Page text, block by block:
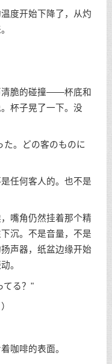
度开始下降了，从灼
脆的碰撞——杯底和
杯子晃了一下。没
。どの客のものに
任何客人的。也不是
角仍然挂着那个精
沉。不是音量，不是
声器，纸盆边缘开始
。
る？"
咖啡的表面。